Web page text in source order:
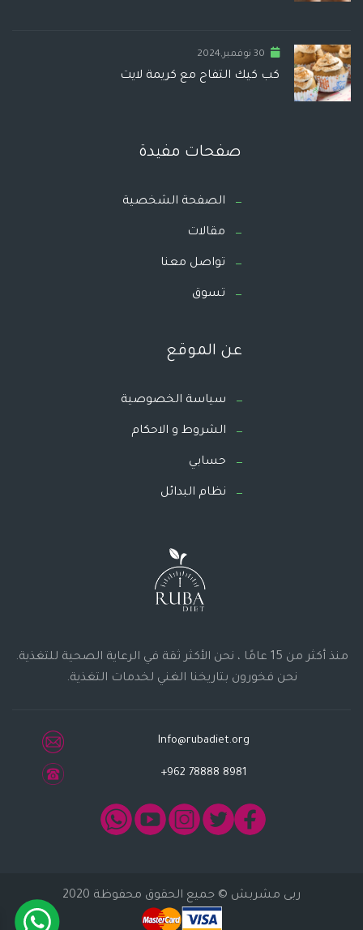
30 نوفمبر,2024
كب كيك التفاح مع كريمة لايت
صفحات مفيدة
الصفحة الشخصية
مقالات
تواصل معنا
تسوق
عن الموقع
سياسة الخصوصية
الشروط و الاحكام
حسابي
نظام البدائل
منذ أكثر من 15 عامًا ، نحن الأكثر ثقة في الرعاية الصحية للتغذية.
نحن فخورون بتاريخنا الغني لخدمات التغذية.
Info@rubadiet.org
+962 78888 8981
ربى مشربش © جميع الحقوق محفوظة 2020